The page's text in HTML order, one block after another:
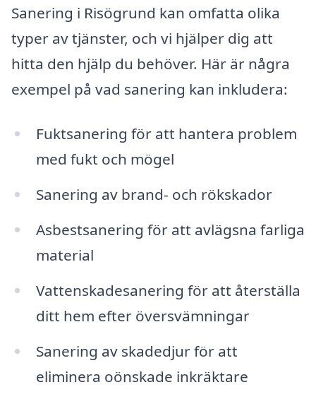
Sanering i Risögrund kan omfatta olika
typer av tjänster, och vi hjälper dig att
hitta den hjälp du behöver. Här är några
exempel på vad sanering kan inkludera:
Fuktsanering för att hantera problem
med fukt och mögel
Sanering av brand- och rökskador
Asbestsanering för att avlägsna farliga
material
Vattenskadesanering för att återställa
ditt hem efter översvämningar
Sanering av skadedjur för att
eliminera oönskade inkräktare